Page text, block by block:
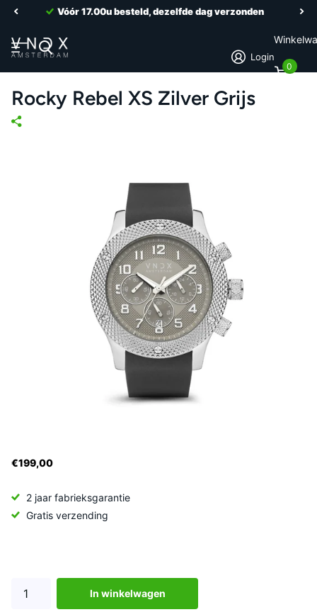
Vóór 17.00u besteld, dezelfde dag verzonden
Login
0
Rocky Rebel XS Zilver Grijs
€199,00
2 jaar fabrieksgarantie
Gratis verzending
In winkelwagen